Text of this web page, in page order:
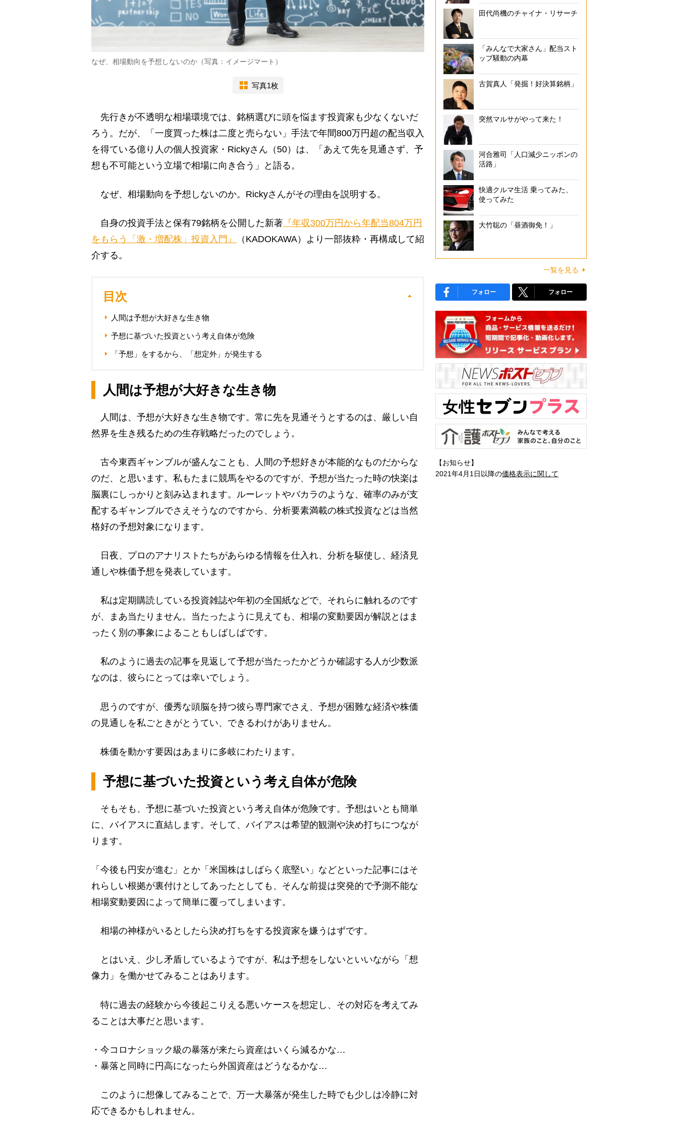
なぜ、相場動向を予想しないのか（写真：イメージマート）
写真1枚
先行きが不透明な相場環境では、銘柄選びに頭を悩ます投資家も少なくないだ
ろう。だが、「一度買った株は二度と売らない」手法で年間800万円超の配当収入
を得ている億り人の個人投資家・Rickyさん（50）は、「あえて先を見通さず、予
想も不可能という立場で相場に向き合う」と語る。
なぜ、相場動向を予想しないのか。Rickyさんがその理由を説明する。
自身の投資手法と保有79銘柄を公開した新著 『年収300万円から年配当804万円
をもらう「激・増配株」投資入門』
（KADOKAWA）より一部抜粋・再構成して紹
介する。
目次
人間は予想が大好きな生き物
予想に基づいた投資という考え自体が危険
「予想」をするから、「想定外」が発生する
人間は予想が大好きな生き物
人間は、予想が大好きな生き物です。常に先を見通そうとするのは、厳しい自
然界を生き残るための生存戦略だったのでしょう。
古今東西ギャンブルが盛んなことも、人間の予想好きが本能的なものだからな
のだ、と思います。私もたまに競馬をやるのですが、予想が当たった時の快楽は
脳裏にしっかりと刻み込まれます。ルーレットやバカラのような、確率のみが支
配するギャンブルでさえそうなのですから、分析要素満載の株式投資などは当然
格好の予想対象になります。
日夜、プロのアナリストたちがあらゆる情報を仕入れ、分析を駆使し、経済見
通しや株価予想を発表しています。
私は定期購読している投資雑誌や年初の全国紙などで、それらに触れるのです
が、まあ当たりません。当たったように見えても、相場の変動要因が解説とはま
ったく別の事象によることもしばしばです。
私のように過去の記事を見返して予想が当たったかどうか確認する人が少数派
なのは、彼らにとっては幸いでしょう。
思うのですが、優秀な頭脳を持つ彼ら専門家でさえ、予想が困難な経済や株価
の見通しを私ごときがとうてい、できるわけがありません。
株価を動かす要因はあまりに多岐にわたります。
予想に基づいた投資という考え自体が危険
そもそも、予想に基づいた投資という考え自体が危険です。予想はいとも簡単
に、バイアスに直結します。そして、バイアスは希望的観測や決め打ちにつなが
ります。
「今後も円安が進む」とか「米国株はしばらく底堅い」などといった記事にはそ
れらしい根拠が裏付けとしてあったとしても、そんな前提は突発的で予測不能な
相場変動要因によって簡単に覆ってしまいます。
相場の神様がいるとしたら決め打ちをする投資家を嫌うはずです。
とはいえ、少し矛盾しているようですが、私は予想をしないといいながら「想
像力」を働かせてみることはあります。
特に過去の経験から今後起こりえる悪いケースを想定し、その対応を考えてみ
ることは大事だと思います。
・今コロナショック級の暴落が来たら資産はいくら減るかな…
・暴落と同時に円高になったら外国資産はどうなるかな…
このように想像してみることで、万一大暴落が発生した時でも少しは冷静に対
応できるかもしれません。
田代尚機のチャイナ・リサーチ
「みんなで大家さん」配当スト
ップ騒動の内幕
古賀真人「発掘！好決算銘柄」
突然マルサがやって来た！
河合雅司「人口減少ニッポンの
活路」
快適クルマ生活 乗ってみた、
使ってみた
大竹聡の「昼酒御免！」
一覧を見る
フォロー フォロー
【お知らせ】
2021年4月1日以降の価格表示に関して